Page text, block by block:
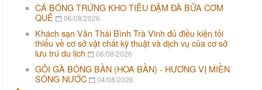
CÁ BÓNG TRỨNG KHO TIÊU ĐẬM ĐÀ BỮA CƠM
QUÊ
06/08/2026
Khách sạn Văn Thái Bình Trà Vinh đủ điều kiện tối
thiểu về cơ sở vật chất kỹ thuật và dịch vụ của cơ sở
lưu trú du lịch
06/08/2026
GỎI GÀ BÔNG BẦN (HOA BẦN) - HƯƠNG VỊ MIỀN
SÔNG NƯỚC
04/08/2026